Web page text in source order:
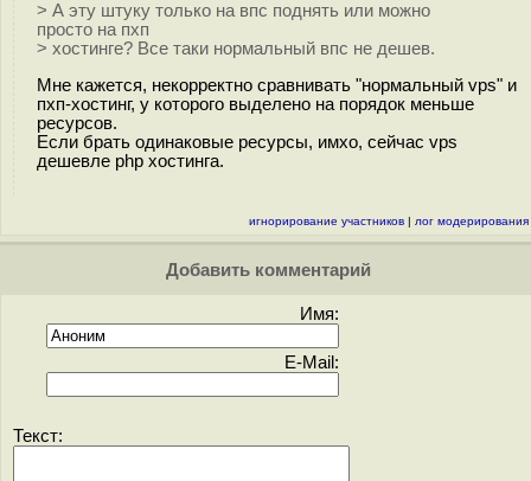
> А эту штуку только на впс поднять или можно
просто на пхп
> хостинге? Все таки нормальный впс не дешев.
Мне кажется, некорректно сравнивать "нормальный vps" и
пхп-хостинг, у которого выделено на порядок меньше
ресурсов.
Если брать одинаковые ресурсы, имхо, сейчас vps
дешевле php хостинга.
игнорирование участников | лог модерирования
Добавить комментарий
Имя:
E-Mail:
Текст: